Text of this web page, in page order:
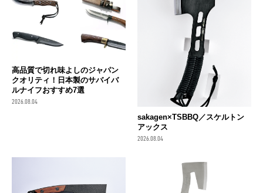
高品質で切れ味よしのジャパン
クオリティ！日本製のサバイバ
ルナイフおすすめ7選
2026.08.04
sakagen×TSBBQ／スケルトン
アックス
2026.08.04